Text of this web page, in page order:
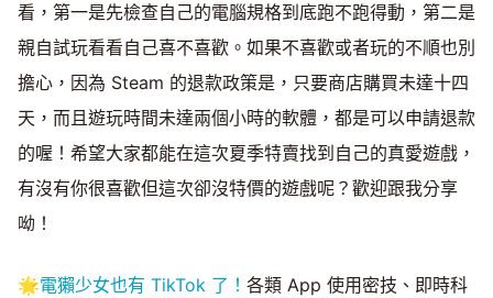
看，第一是先檢查自己的電腦規格到底跑不跑得動，第二是
親自試玩看看自己喜不喜歡。如果不喜歡或者玩的不順也別
擔心，因為 Steam 的退款政策是，只要商店購買未達十四
天，而且遊玩時間未達兩個小時的軟體，都是可以申請退款
的喔！希望大家都能在這次夏季特賣找到自己的真愛遊戲，
有沒有你很喜歡但這次卻沒特價的遊戲呢？歡迎跟我分享
呦！
🌟電獺少女也有 TikTok 了！ 各類 App 使用密技、即時科